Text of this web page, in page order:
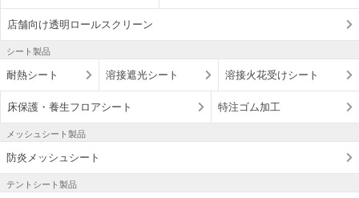
店舗向け透明ロールスクリーン
シート製品
耐熱シート 溶接遮光シート 溶接火花受けシート
床保護・養生フロアシート 特注ゴム加工
メッシュシート製品
防炎メッシュシート
テントシート製品